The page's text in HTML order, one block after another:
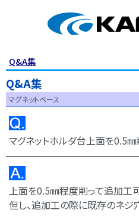
Q&A集
Q&A集
マグネットベース
マグネットホルダ台上面を0.5
上面を0.5㎜程度削って追加工
但し、追加工の際に既存のネジ